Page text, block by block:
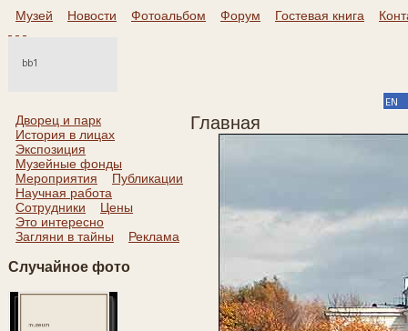
Музей Новости Фотоальбом Форум Гостевая книга
Дворец и парк
История в лицах
Экспозиция
Музейные фонды
Мероприятия
Публикации
Научная работа
Сотрудники
Цены
Это интересно
Загляни в тайны
Реклама
Случайное фото
Главная